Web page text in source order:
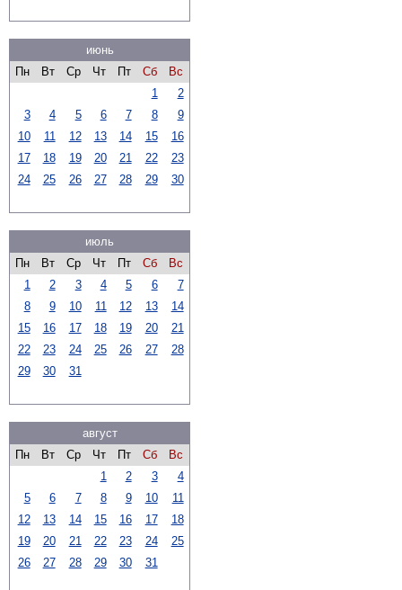
июнь
Пн
Вт Ср Чт Пт Сб
Вс
1
2
3
4 5 6 7 8
9
10
11 12 13 14 15
16
17
18 19 20 21 22
23
24
25 26 27 28 29 30
июль
Пн
Вт Ср Чт Пт Сб
Вс
1
2 3 4 5 6
7
8
9 10 11 12 13
14
15
16 17 18 19 20
21
22
23 24 25 26 27
28
29
30 31
август
Пн
Вт Ср Чт Пт Сб
Вс
1
2 3
4
5
6 7 8 9 10
11
12
13 14 15 16 17
18
19
20 21 22 23 24
25
26
27 28 29 30 31